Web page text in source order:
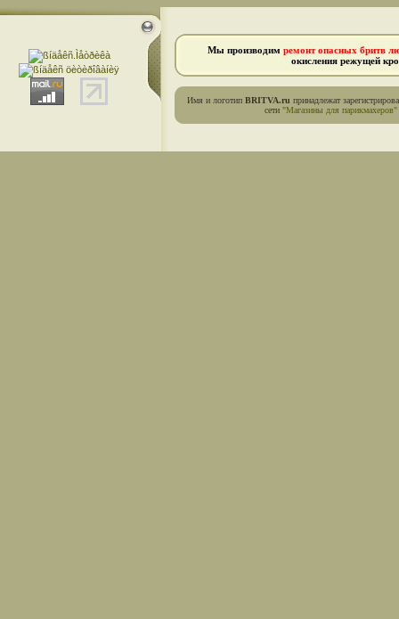
Мы производим ремонт опасных бритв
окисления режущей
Имя и логотип BRITVA.ru принадлежат
сети "Магазины для парикмахеров"